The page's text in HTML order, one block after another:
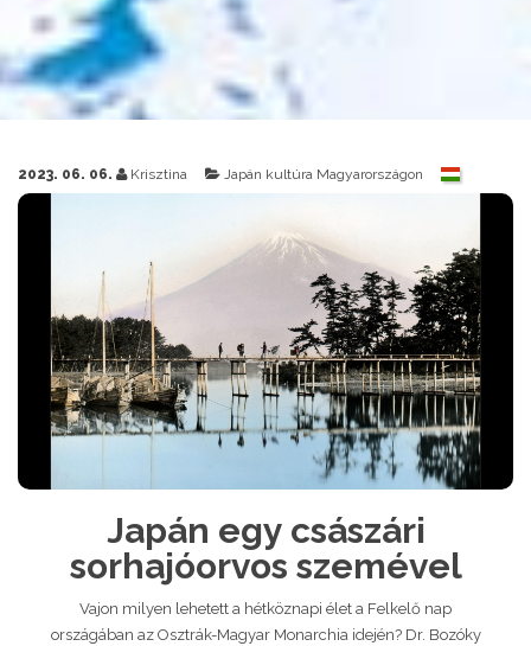
2023. 06. 06. Krisztina Japán kultúra Magyarországon
Japán egy császári
sorhajóorvos szemével
Vajon milyen lehetett a hétköznapi élet a Felkelő nap
országában az Osztrák-Magyar Monarchia idején? Dr. Bozóky